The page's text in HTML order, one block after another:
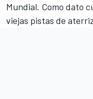
Mundial. Como dato
viejas pistas de